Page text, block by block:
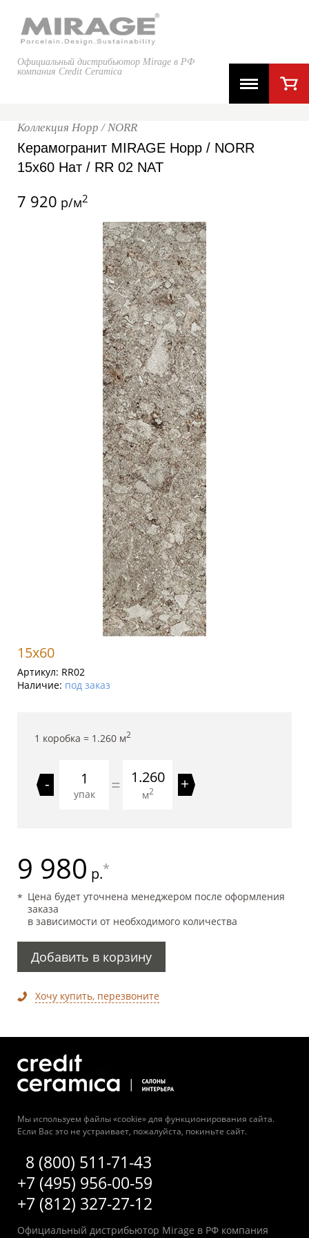
Официальный дистрибьютор Mirage в РФ
компания Credit Ceramica
Коллекция Норр / NORR
Керамогранит MIRAGE Норр / NORR
15x60 Нат / RR 02 NAT
7 920 р/м2
15x60
Артикул: RR02
Наличие: под заказ
1 коробка = 1.260 м2
-
упак = 1.260
м2 +
9 980 р.*
Цена будет уточнена менеджером после оформления
заказа
в зависимости от необходимого количества
Добавить в корзину
Хочу купить, перезвоните
Мы используем файлы «cookie» для функционирования сайта.
Если Вас это не устраивает, пожалуйста, покиньте сайт.
8 (800) 511-71-43
+7 (495) 956-00-59
+7 (812) 327-27-12
Официальный дистрибьютор Mirage в РФ компания